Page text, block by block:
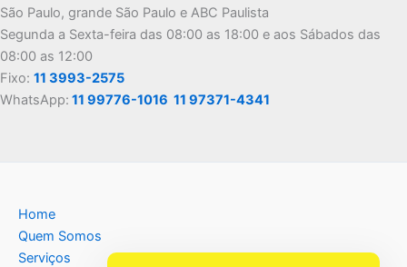
São Paulo, grande São Paulo e ABC Paulista
Segunda a Sexta-feira das 08:00 as 18:00 e aos Sábados das
08:00 as 12:00
Fixo: 11 3993-2575
WhatsApp: 11 99776-1016 11 97371-4341
Home
Quem Somos
Serviços